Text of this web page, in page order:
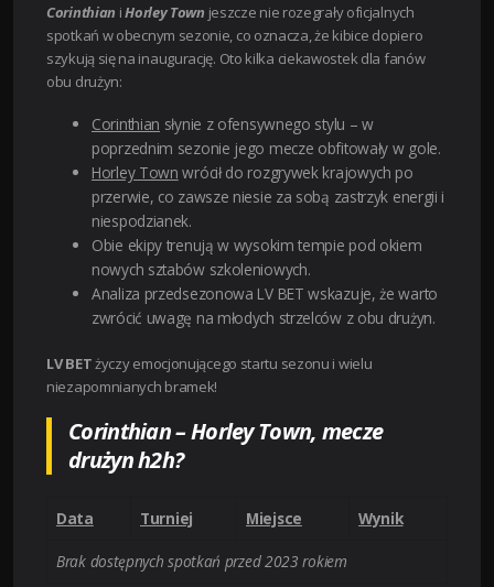
Corinthian iHorley Town jeszcze nie rozegrały oficjalnych
spotkań w obecnym sezonie, co oznacza, że kibice dopiero
szykują się na inaugurację. Oto kilka ciekawostek dla fanów
obu drużyn:
Corinthian słynie z ofensywnego stylu – w
poprzednim sezonie jego mecze obfitowały w gole.
Horley Town wrócił do rozgrywek krajowych po
przerwie, co zawsze niesie za sobą zastrzyk energii i
niespodzianek.
Obie ekipy trenują w wysokim tempie pod okiem
nowych sztabów szkoleniowych.
Analiza przedsezonowa LV BET wskazuje, że warto
zwrócić uwagę na młodych strzelców z obu drużyn.
LV BETżyczy emocjonującego startu sezonu i wielu
niezapomnianych bramek!
Corinthian – Horley Town, mecze
drużyn h2h?
Data Turniej Miejsce Wynik
Brak dostępnych spotkań przed 2023 rokiem